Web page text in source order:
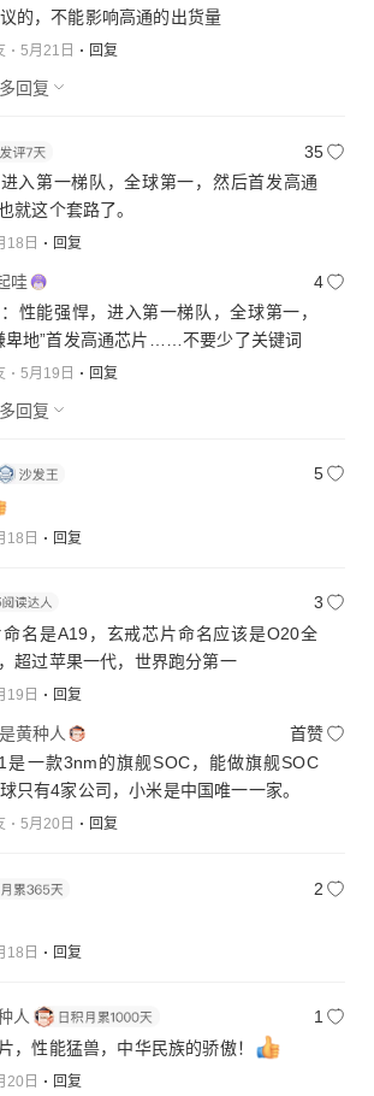
的，不能影响高通的出货量
5月21日 回复
回复
35
入第一梯队，全球第一，然后首发高通
这个套路了。
18日 回复
哇
4
性能强悍，进入第一梯队，全球第一，
卑地”首发高通芯片……不要少了关键词
5月19日 回复
回复
5
18日 回复
3
名是A19，玄戒芯片命名应该是O20全
超过苹果一代，世界跑分第一
19日 回复
黄种人
首赞
是一款3nm的旗舰SOC，能做旗舰SOC
只有4家公司，小米是中国唯一一家。
5月20日 回复
2
18日 回复
人
1
，性能猛兽，中华民族的骄傲！
20日 回复